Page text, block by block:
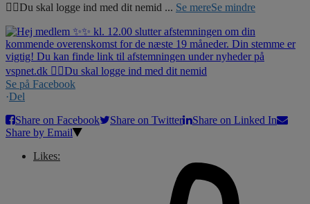
☝🏼Du skal logge ind med dit nemid ... Se mereSe mindre
Se på Facebook
·Del
Share on Facebook
Share on Twitter
Share on Linked In
Share by Email
Likes: